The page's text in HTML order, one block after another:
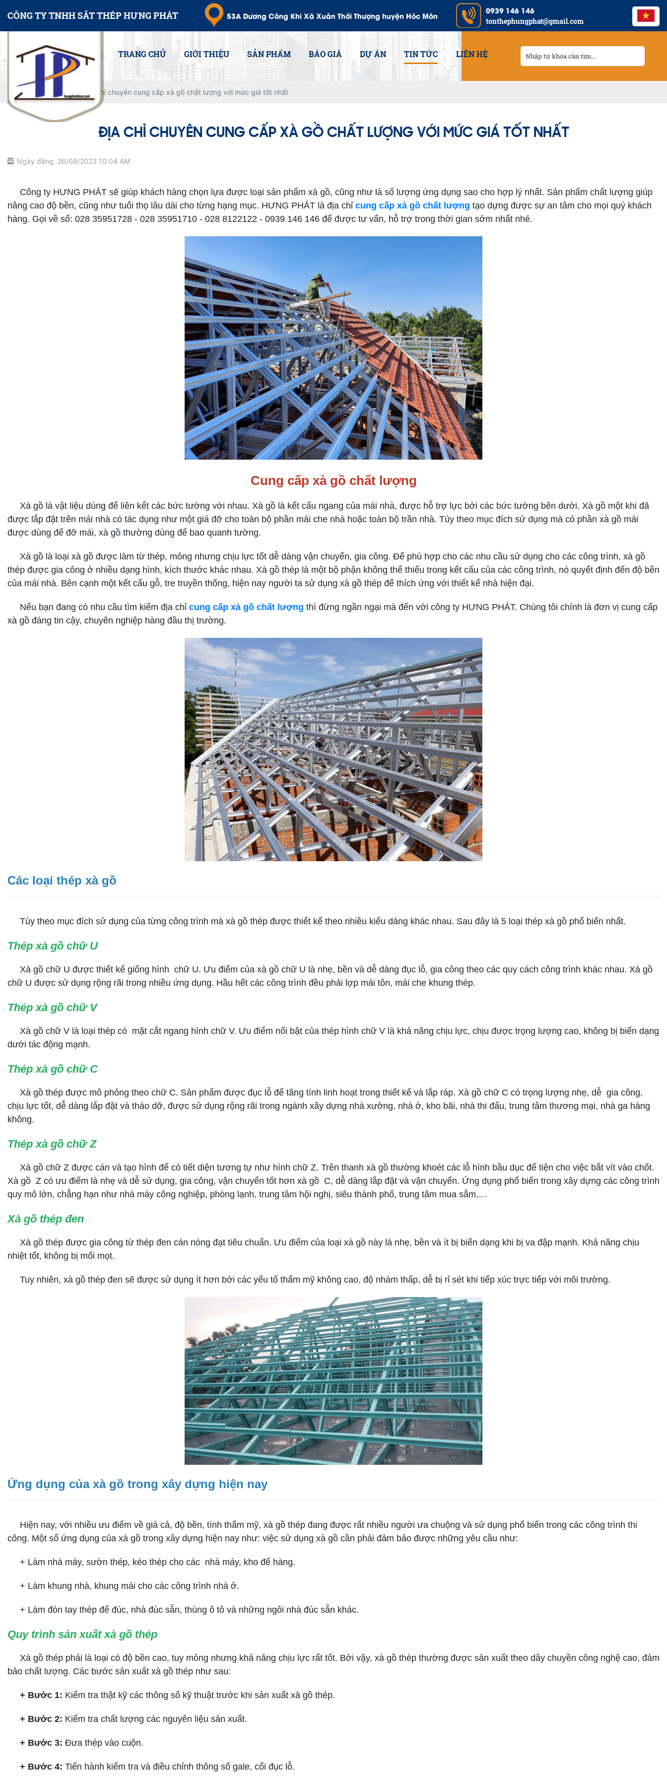
CÔNG TY TNHH SẮT THÉP HƯNG PHÁT 53A Dương Công Khi Xã Xuân Thới Thượng huyện Hóc Môn 0939 146 146
tonthephungphat@gmail.com
TRANG CHỦ GIỚI THIỆU SẢN PHẨM BÁO GIÁ DỰ ÁN TIN TỨC LIÊN HỆ
Trang chủ Địa chỉ chuyên cung cấp xà gồ chất lượng với mức giá tốt nhất
ĐỊA CHỈ CHUYÊN CUNG CẤP XÀ GỒ CHẤT LƯỢNG VỚI MỨC GIÁ TỐT NHẤT
Ngày đăng: 26/08/2023 10:04 AM
Công ty HƯNG PHÁT sẽ giúp khách hàng chọn lựa được loại sản phẩm xà gồ, cũng như là số lượng ứng dụng sao cho hợp lý nhất. Sản phẩm chất lượng giúp
nâng cao độ bền, cũng như tuổi thọ lâu dài cho từng hạng mục. HƯNG PHÁT là địa chỉ cung cấp xà gồ chất lượng tạo dựng được sự an tâm cho mọi quý khách
hàng. Gọi về số: 028 35951728 - 028 35951710 - 028 8122122 - 0939 146 146 để được tư vấn, hỗ trợ trong thời gian sớm nhất nhé.
Cung cấp xà gồ chất lượng
Xà gồ là vật liệu dùng để liên kết các bức tường với nhau. Xà gồ là kết cấu ngang của mái nhà, được hỗ trợ lực bởi các bức tường bên dưới. Xà gồ một khi đã
được lắp đặt trên mái nhà có tác dụng như một giá đỡ cho toàn bộ phần mái che nhà hoặc toàn bộ trần nhà. Tùy theo mục đích sử dụng mà có phần xà gồ mái
được dùng để đỡ mái, xà gồ thường dùng để bao quanh tường.
Xà gồ là loại xà gồ được làm từ thép, mỏng nhưng chịu lực tốt dễ dàng vận chuyển, gia công. Để phù hợp cho các nhu cầu sử dụng cho các công trình, xà gồ
thép được gia công ở nhiều dạng hình, kích thước khác nhau. Xà gồ thép là một bộ phận không thể thiếu trong kết cấu của các công trình, nó quyết định đến độ bền
của mái nhà. Bên cạnh một kết cấu gỗ, tre truyền thống, hiện nay người ta sử dụng xà gồ thép để thích ứng với thiết kế nhà hiện đại.
Nếu bạn đang có nhu cầu tìm kiếm địa chỉ cung cấp xà gồ chất lượng thì đừng ngần ngại mà đến với công ty HƯNG PHÁT. Chúng tôi chính là đơn vị cung cấp
xà gồ đáng tin cậy, chuyên nghiệp hàng đầu thị trường.
Các loại thép xà gồ
Tùy theo mục đích sử dụng của từng công trình mà xà gồ thép được thiết kế theo nhiều kiểu dáng khác nhau. Sau đây là 5 loại thép xà gồ phổ biến nhất.
Thép xà gồ chữ U
Xà gồ chữ U được thiết kế giống hình chữ U. Ưu điểm của xà gồ chữ U là nhẹ, bền và dễ dàng đục lỗ, gia công theo các quy cách công trình khác nhau. Xà gồ
chữ U được sử dụng rộng rãi trong nhiều ứng dụng. Hầu hết các công trình đều phải lợp mái tôn, mái che khung thép.
Thép xà gồ chữ V
Xà gồ chữ V là loại thép có mặt cắt ngang hình chữ V. Ưu điểm nổi bật của thép hình chữ V là khả năng chịu lực, chịu được trọng lượng cao, không bị biến dạng
dưới tác động mạnh.
Thép xà gồ chữ C
Xà gồ thép được mô phỏng theo chữ C. Sản phẩm được đục lỗ để tăng tính linh hoạt trong thiết kế và lắp ráp. Xà gồ chữ C có trọng lượng nhẹ, dễ gia công,
chịu lực tốt, dễ dàng lắp đặt và tháo dỡ, được sử dụng rộng rãi trong ngành xây dựng nhà xưởng, nhà ở, kho bãi, nhà thi đấu, trung tâm thương mại, nhà ga hàng
không.
Thép xà gồ chữ Z
Xà gồ chữ Z được cán và tạo hình để có tiết diện tương tự như hình chữ Z. Trên thanh xà gồ thường khoét các lỗ hình bầu dục để tiện cho việc bắt vít vào chốt.
Xà gồ Z có ưu điểm là nhẹ và dễ sử dụng, gia công, vận chuyển tốt hơn xà gồ C, dễ dàng lắp đặt và vận chuyển. Ứng dụng phổ biến trong xây dựng các công trình
quy mô lớn, chẳng hạn như nhà máy công nghiệp, phòng lạnh, trung tâm hội nghị, siêu thành phố, trung tâm mua sắm,…
Xà gồ thép đen
Xà gồ thép được gia công từ thép đen cán nóng đạt tiêu chuẩn. Ưu điểm của loại xà gồ này là nhẹ, bền và ít bị biến dạng khi bị va đập mạnh. Khả năng chịu
nhiệt tốt, không bị mối mọt.
Tuy nhiên, xà gồ thép đen sẽ được sử dụng ít hơn bởi các yếu tố thẩm mỹ không cao, độ nhám thấp, dễ bị rỉ sét khi tiếp xúc trực tiếp với môi trường.
Ứng dụng của xà gồ trong xây dựng hiện nay
Hiện nay, với nhiều ưu điểm về giá cả, độ bền, tính thẩm mỹ, xà gồ thép đang được rất nhiều người ưa chuộng và sử dụng phổ biến trong các công trình thi
công. Một số ứng dụng của xà gồ trong xây dựng hiện nay như: việc sử dụng xà gồ cần phải đảm bảo được những yêu cầu như:
+ Làm nhà máy, sườn thép, kéo thép cho các nhà máy, kho để hàng.
+ Làm khung nhà, khung mái cho các công trình nhà ở.
+ Làm đòn tay thép để đúc, nhà đúc sẵn, thùng ô tô và những ngôi nhà đúc sẵn khác.
Quy trình sản xuất xà gồ thép
Xà gồ thép phải là loại có độ bền cao, tuy mỏng nhưng khả năng chịu lực rất tốt. Bởi vậy, xà gồ thép thường được sản xuất theo dây chuyền công nghệ cao, đảm
bảo chất lượng. Các bước sản xuất xà gồ thép như sau:
+ Bước 1: Kiểm tra thật kỹ các thông số kỹ thuật trước khi sản xuất xà gồ thép.
+ Bước 2: Kiểm tra chất lượng các nguyên liệu sản xuất.
+ Bước 3: Đưa thép vào cuộn.
+ Bước 4: Tiến hành kiểm tra và điều chỉnh thông số gale, cối đục lỗ.